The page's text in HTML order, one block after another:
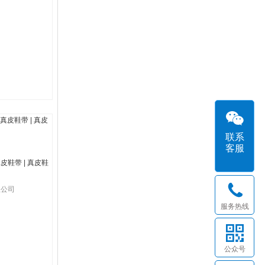
鞋带 | 真皮鞋
司
联系
客服
服务热线
公众号